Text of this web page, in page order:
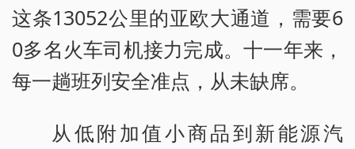
这条13052公里的亚欧大通道，需要6
0多名火车司机接力完成。十一年来，
每一趟班列安全准点，从未缺席。
从低附加值小商品到新能源汽